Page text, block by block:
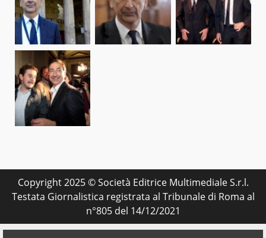
Copyright 2025 © Società Editrice Multimediale S.r.l.
Testata Giornalistica registrata al Tribunale di Roma al
n°805 del 14/12/2021